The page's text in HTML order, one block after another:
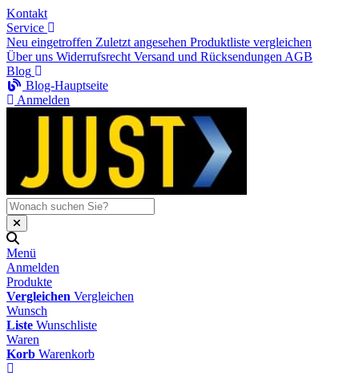
Kontakt
Service
Neu eingetroffen Zuletzt angesehen Produktliste vergleichen
Über uns Widerrufsrecht Versand und Rücksendungen AGB
Blog
Blog-Hauptseite
Anmelden
Menü
Anmelden
Produkte
Vergleichen Vergleichen
Wunsch
Liste Wunschliste
Waren
Korb Warenkorb